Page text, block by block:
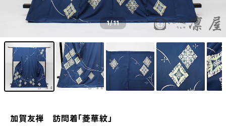
1/11
加賀友禅 訪問着「菱華紋」